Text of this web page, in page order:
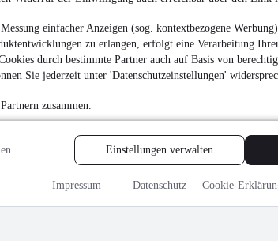
einfacher Anzeigen (sog. kontextbezogene
zu erlangen, erfolgt eine Verarbeitung
durch bestimmte Partner auch auf Basis von
Sie jederzeit unter 'Datenschutzeinstellungen'
zusammen.
Einstellungen verwalten
Impressum Datenschutz Cookie-